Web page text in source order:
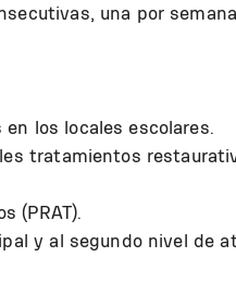
una por
los locales escolares.
tratamientos
(PRAT).
y al segundo nivel de